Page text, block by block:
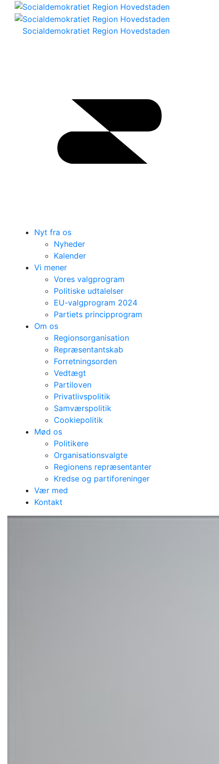
Socialdemokratiet Region Hovedstaden
Nyt fra os
Nyheder
Kalender
Vi mener
Vores valgprogram
Politiske udtalelser
EU-valgprogram 2024
Partiets principprogram
Om os
Regionsorganisation
Repræsentantskab
Forretningsorden
Vedtægt
Partiloven
Privatlivspolitik
Samværspolitik
Cookiepolitik
Mød os
Politikere
Organisationsvalgte
Regionens repræsentanter
Kredse og partiforeninger
Vær med
Kontakt
Mine fem løfter til
en ny Region